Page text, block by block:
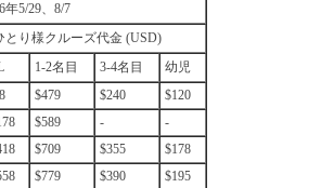
年5/29、8/7
とり様クルーズ代金 (USD)
1-2名目 3-4名目
幼児
$479 $240
$120
$589 -
-
$709 $355
$178
$779 $390
$195